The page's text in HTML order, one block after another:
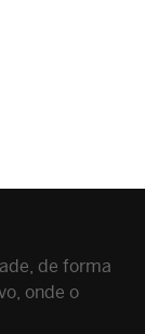
de forma
onde o